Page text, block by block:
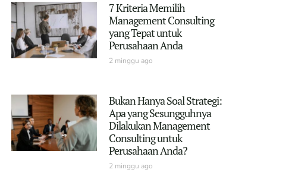
7 Kriteria Memilih
Management Consulting
yang Tepat untuk
Perusahaan Anda
2 minggu ago
Bukan Hanya Soal Strategi:
Apa yang Sesungguhnya
Dilakukan Management
Consulting untuk
Perusahaan Anda?
2 minggu ago